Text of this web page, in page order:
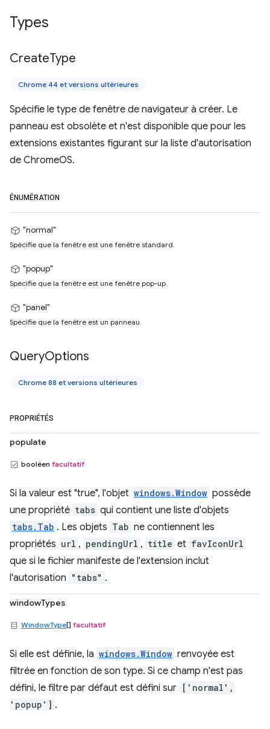
Types
CreateType
Chrome 44 et versions ultérieures
Spécifie le type de fenêtre de navigateur à créer. Le
panneau est obsolète et n'est disponible que pour les
extensions existantes figurant sur la liste d'autorisation
de ChromeOS.
ÉNUMÉRATION
"normal"
Spécifie que la fenêtre est une fenêtre standard.
"popup"
Spécifie que la fenêtre est une fenêtre pop-up.
"panel"
Spécifie que la fenêtre est un panneau.
QueryOptions
Chrome 88 et versions ultérieures
PROPRIÉTÉS
populate
booléen facultatif
Si la valeur est "true", l'objet windows.Window possède
une propriété tabs qui contient une liste d'objets
tabs.Tab . Les objets Tab ne contiennent les
propriétés url , pendingUrl , title et favIconUrl
que si le fichier manifeste de l'extension inclut
l'autorisation "tabs" .
windowTypes
WindowType[] facultatif
Si elle est définie, la windows.Window renvoyée est
filtrée en fonction de son type. Si ce champ n'est pas
défini, le filtre par défaut est défini sur ['normal',
'popup'] .